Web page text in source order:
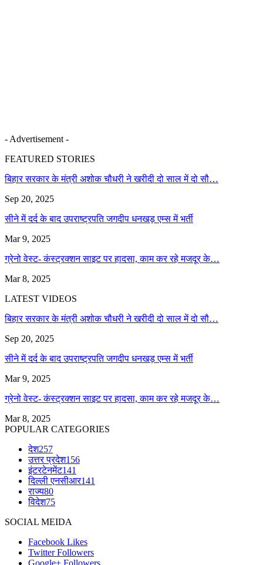
- Advertisement -
FEATURED STORIES
बिहार सरकार के मंत्री अशोक चौधरी ने खरीदी दो साल में दो सौ…
Sep 20, 2025
सीने में दर्द के बाद उपराष्ट्रपति जगदीप धनखड़ एम्स में भर्ती
Mar 9, 2025
ग्रेनो वेस्ट- कंस्ट्रक्शन साइट पर हादसा, काम कर रहे मजदूर के…
Mar 8, 2025
LATEST VIDEOS
बिहार सरकार के मंत्री अशोक चौधरी ने खरीदी दो साल में दो सौ…
Sep 20, 2025
सीने में दर्द के बाद उपराष्ट्रपति जगदीप धनखड़ एम्स में भर्ती
Mar 9, 2025
ग्रेनो वेस्ट- कंस्ट्रक्शन साइट पर हादसा, काम कर रहे मजदूर के…
Mar 8, 2025
POPULAR CATEGORIES
देश257
उत्तर प्रदेश156
इंटरटेनमेंट141
दिल्ली एनसीआर141
राज्य80
विदेश75
SOCIAL MEIDA
Facebook Likes
Twitter Followers
Google+ Followers